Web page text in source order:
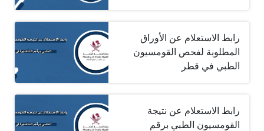
رابط الاستعلام عن الأوراق
المطلوبة لفحص القومسيون
الطبي في قطر
رابط الاستعلام عن نتيجة
القومسيون الطبي برقم